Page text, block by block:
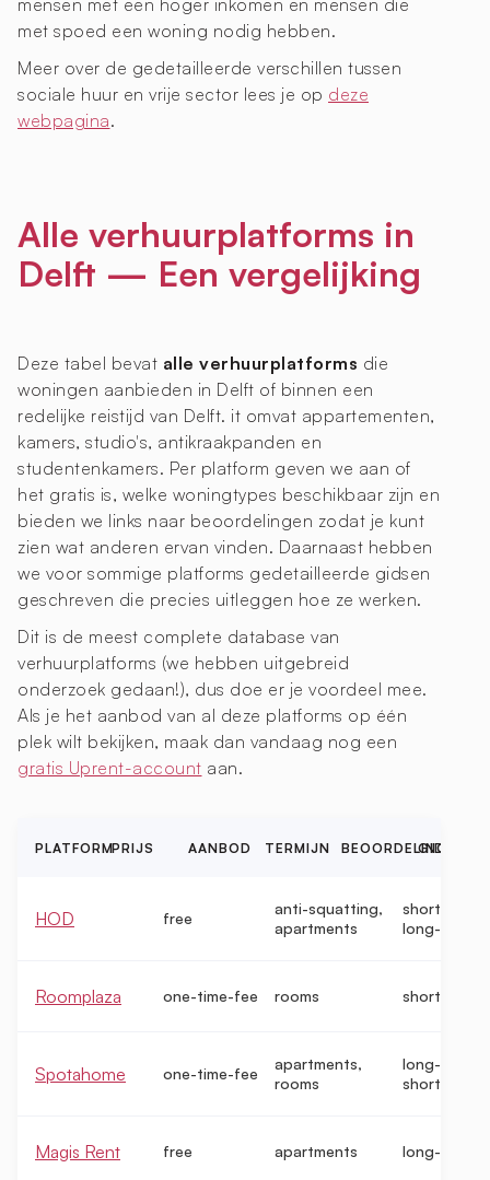
mensen met een hoger inkomen en mensen die
met spoed een woning nodig hebben.
Meer over de gedetailleerde verschillen tussen
sociale huur en vrije sector lees je op deze
webpagina.
Alle verhuurplatforms in
Delft — Een vergelijking
Deze tabel bevat alle verhuurplatforms die
woningen aanbieden in Delft of binnen een
redelijke reistijd van Delft. it omvat appartementen,
kamers, studio's, antikraakpanden en
studentenkamers. Per platform geven we aan of
het gratis is, welke woningtypes beschikbaar zijn en
bieden we links naar beoordelingen zodat je kunt
zien wat anderen ervan vinden. Daarnaast hebben
we voor sommige platforms gedetailleerde gidsen
geschreven die precies uitleggen hoe ze werken.
Dit is de meest complete database van
verhuurplatforms (we hebben uitgebreid
onderzoek gedaan!), dus doe er je voordeel mee.
Als je het aanbod van al deze platforms op één
plek wilt bekijken, maak dan vandaag nog een
gratis Uprent-account aan.
PLATFORMPRIJS AANBOD TERMIJN BEOORDELINGEN
GIDS
HOD free
anti-squatting,
apartments
short-term,
long-term
Roomplaza one-time-fee rooms short-term
Spotahome one-time-fee
apartments,
rooms
long-term,
short-term
Magis Rent free apartments long-term